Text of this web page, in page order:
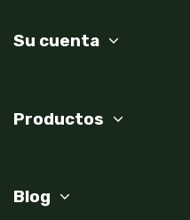
Su cuenta
Productos
Blog